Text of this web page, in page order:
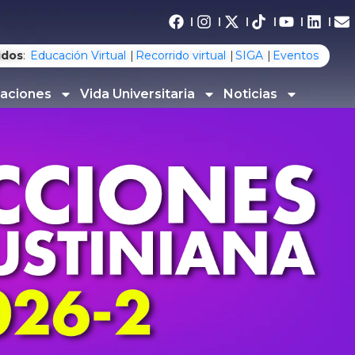
: Educación Virtual Recorrido virtual SIGA Eventos
Vida Universitaria Noticias